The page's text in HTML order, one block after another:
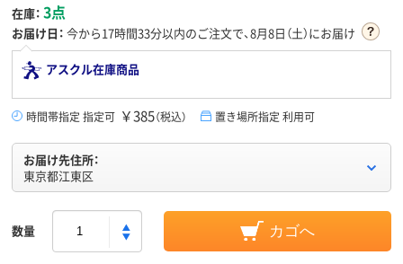
在庫： 3点
お届け日： 今から17時間33分以内のご注文で、8月8日（土）にお届け
アスクル在庫商品
時間帯指定 指定可 ￥385（税込） 置き場所指定 利用可
お届け先住所：
東京都江東区
数量 カゴへ